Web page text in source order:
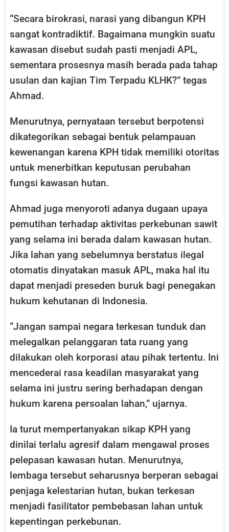
“Secara birokrasi, narasi yang dibangun KPH
sangat kontradiktif. Bagaimana mungkin suatu
kawasan disebut sudah pasti menjadi APL,
sementara prosesnya masih berada pada tahap
usulan dan kajian Tim Terpadu KLHK?” tegas
Ahmad.
Menurutnya, pernyataan tersebut berpotensi
dikategorikan sebagai bentuk pelampauan
kewenangan karena KPH tidak memiliki otoritas
untuk menerbitkan keputusan perubahan
fungsi kawasan hutan.
Ahmad juga menyoroti adanya dugaan upaya
pemutihan terhadap aktivitas perkebunan sawit
yang selama ini berada dalam kawasan hutan.
Jika lahan yang sebelumnya berstatus ilegal
otomatis dinyatakan masuk APL, maka hal itu
dapat menjadi preseden buruk bagi penegakan
hukum kehutanan di Indonesia.
“Jangan sampai negara terkesan tunduk dan
melegalkan pelanggaran tata ruang yang
dilakukan oleh korporasi atau pihak tertentu. Ini
mencederai rasa keadilan masyarakat yang
selama ini justru sering berhadapan dengan
hukum karena persoalan lahan,” ujarnya.
Ia turut mempertanyakan sikap KPH yang
dinilai terlalu agresif dalam mengawal proses
pelepasan kawasan hutan. Menurutnya,
lembaga tersebut seharusnya berperan sebagai
penjaga kelestarian hutan, bukan terkesan
menjadi fasilitator pembebasan lahan untuk
kepentingan perkebunan.